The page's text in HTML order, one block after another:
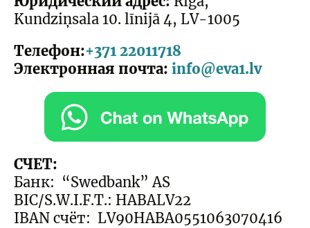
Kundziņsala 10. līnijā 4, LV-1005
Телефон:+371 22011718
Электронная почта: info@eva1.lv
СЧЕТ:
Банк: “Swedbank” AS
BIC/S.W.I.F.T.: HABALV22
IBAN счёт: LV90HABA0551063070416